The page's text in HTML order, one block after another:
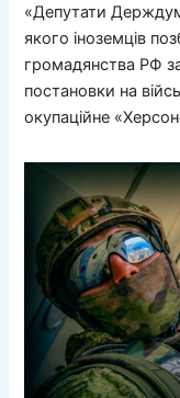
«Депутати
якого іноземців
громадянства РФ
постановки на
окупаційне